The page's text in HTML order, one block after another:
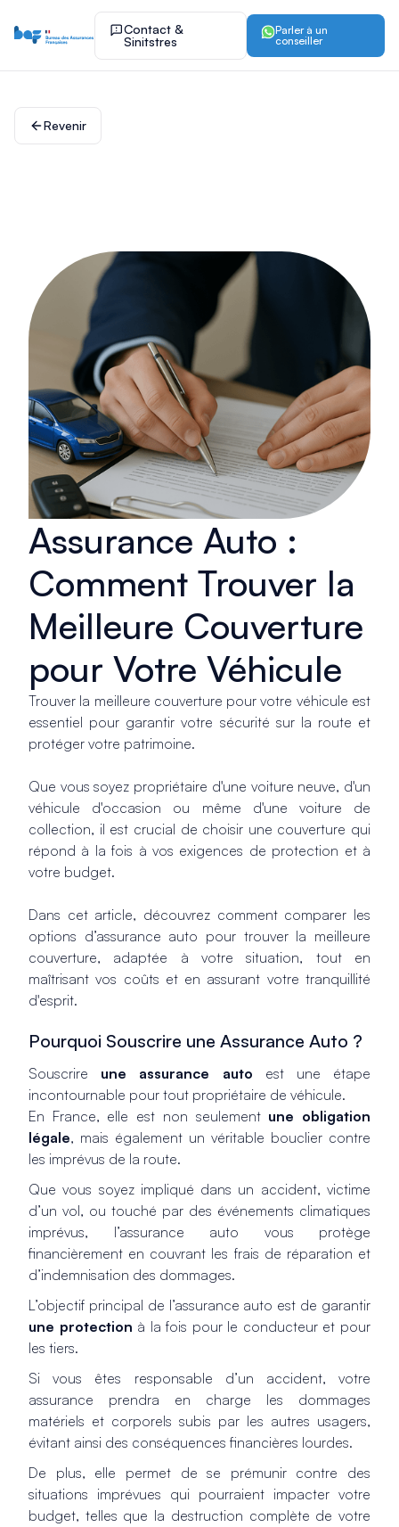
Contact &
Sinitstres
Parler à un
conseiller
Revenir
Assurance Auto :
Comment Trouver la
Meilleure Couverture
pour Votre Véhicule
Trouver la meilleure couverture pour votre véhicule est
essentiel pour garantir votre sécurité sur la route et
protéger votre patrimoine.
Que vous soyez propriétaire d'une voiture neuve, d'un
véhicule d'occasion ou même d'une voiture de
collection, il est crucial de choisir une couverture qui
répond à la fois à vos exigences de protection et à
votre budget.
Dans cet article, découvrez comment comparer les
options d’assurance auto pour trouver la meilleure
couverture, adaptée à votre situation, tout en
maîtrisant vos coûts et en assurant votre tranquillité
d'esprit.
Pourquoi Souscrire une Assurance Auto ?
Souscrire une assurance auto est une étape
incontournable pour tout propriétaire de véhicule.
En France, elle est non seulement une obligation
légale, mais également un véritable bouclier contre
les imprévus de la route.
Que vous soyez impliqué dans un accident, victime
d’un vol, ou touché par des événements climatiques
imprévus, l’assurance auto vous protège
financièrement en couvrant les frais de réparation et
d’indemnisation des dommages.
L’objectif principal de l’assurance auto est de garantir
une protection à la fois pour le conducteur et pour
les tiers.
Si vous êtes responsable d’un accident, votre
assurance prendra en charge les dommages
matériels et corporels subis par les autres usagers,
évitant ainsi des conséquences financières lourdes.
De plus, elle permet de se prémunir contre des
situations imprévues qui pourraient impacter votre
budget, telles que la destruction complète de votre